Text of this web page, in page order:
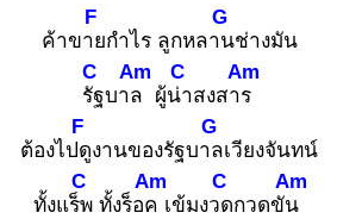
ค้าขาย
F
กำไร ลูกหลาน
G
ช่างมัน
รัฐ
C
บาล
Am
ผู้น่า
C
สงสาร
Am
ต้องไปดู
F
งานของรัฐบาล
G
เวียงจันทน์
ทั้งแร็พ
C
ทั้งร็อค
Am
เข้มงวด
C
กวดขัน
Am